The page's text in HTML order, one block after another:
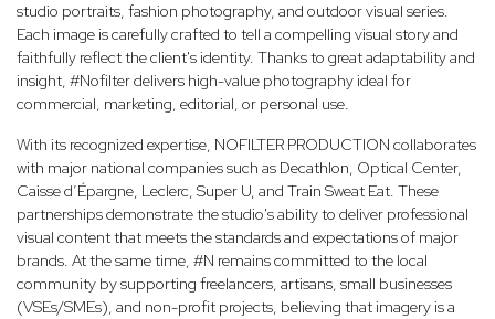
studio portraits, fashion photography, and outdoor visual series.
Each image is carefully crafted to tell a compelling visual story and
faithfully reflect the client's identity. Thanks to great adaptability and
insight, #Nofilter delivers high-value photography ideal for
commercial, marketing, editorial, or personal use.
With its recognized expertise, NOFILTER PRODUCTION collaborates
with major national companies such as Decathlon, Optical Center,
Caisse d’Épargne, Leclerc, Super U, and Train Sweat Eat. These
partnerships demonstrate the studio's ability to deliver professional
visual content that meets the standards and expectations of major
brands. At the same time, #N remains committed to the local
community by supporting freelancers, artisans, small businesses
(VSEs/SMEs), and non-profit projects, believing that imagery is a